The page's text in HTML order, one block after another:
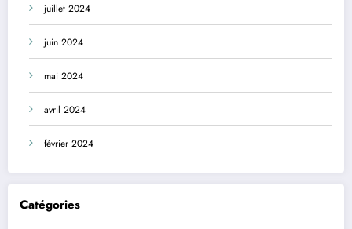
juillet 2024
juin 2024
mai 2024
avril 2024
février 2024
Catégories